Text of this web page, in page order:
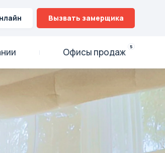
Вызвать замерщика
Офисы продаж 5